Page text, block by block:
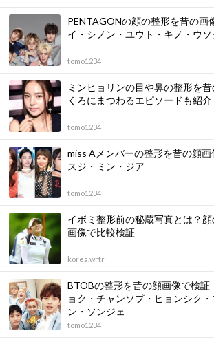
PENTAGONの顔の整形を昔の画
イ・シノン・ユウト・キノ・ウ
tomo1234
ミンヒョリンの目や鼻の整形を
くろにまつわるエピソードも紹介
tomo1234
miss Aメンバーの整形を昔の顔画
スジ・ミン・ジア
tomo1234
イボミ整形前の秘蔵写真とは？
画像で比較検証
korea.wrtr
BTOBの整形を昔の顔画像で検証
ョク・チャンソプ・ヒョンシク
ン・ソンジェ
tomo1234